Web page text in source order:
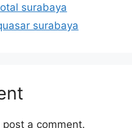
surabaya
surabaya
post a comment.